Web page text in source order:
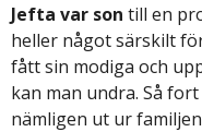
Jefta var son till en
heller något särskilt
fått sin modiga och
kan man undra. Så
nämligen ut ur